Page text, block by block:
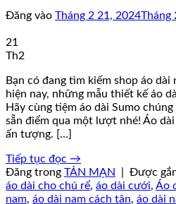
Đăng vào Tháng 2 21, 2024Tháng
21
Th2
Bạn có đang tìm kiếm shop áo dài
hiện nay, những mẫu thiết kế áo
Hãy cùng tiệm áo dài Sumo
sẵn điểm qua một lượt nhé! Áo
ấn tượng. […]
Tiếp tục đọc →
Đăng trong TẢN MẠN Được
áo dài cho chú rể, áo dài cưới, Áo
nam, áo dài nam cách tân, áo dài